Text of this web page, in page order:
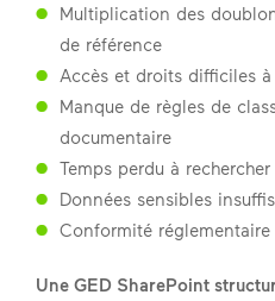
Multiplication des
de référence
Accès et droits difficiles
Manque de règles de
documentaire
Temps perdu à
Données sensibles
Conformité
Une GED SharePoint